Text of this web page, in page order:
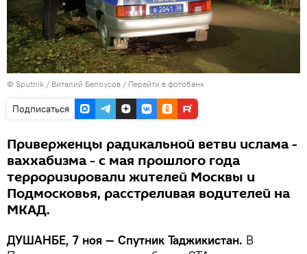
© Sputnik / Виталий Белоусов / Перейти в фотобанк
Подписаться
Приверженцы радикальной ветви ислама -
ваххабизма - с мая прошлого года
терроризировали жителей Москвы и
Подмосковья, расстреливая водителей на
МКАД.
ДУШАНБЕ, 7 ноя — Спутник Таджикистан. В